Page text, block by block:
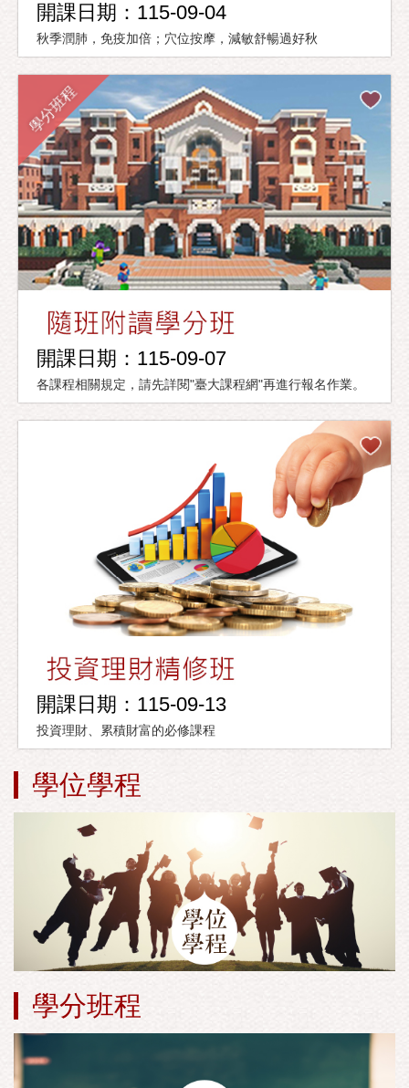
開課日期：115-09-04
秋季潤肺，免疫加倍；穴位按摩，減敏舒暢過好秋
學分班程
開課日期：115-09-07
各課程相關規定，請先詳閱"臺大課程網"再進行報名作業。
開課日期：115-09-13
投資理財、累積財富的必修課程
學位學程
學分班程